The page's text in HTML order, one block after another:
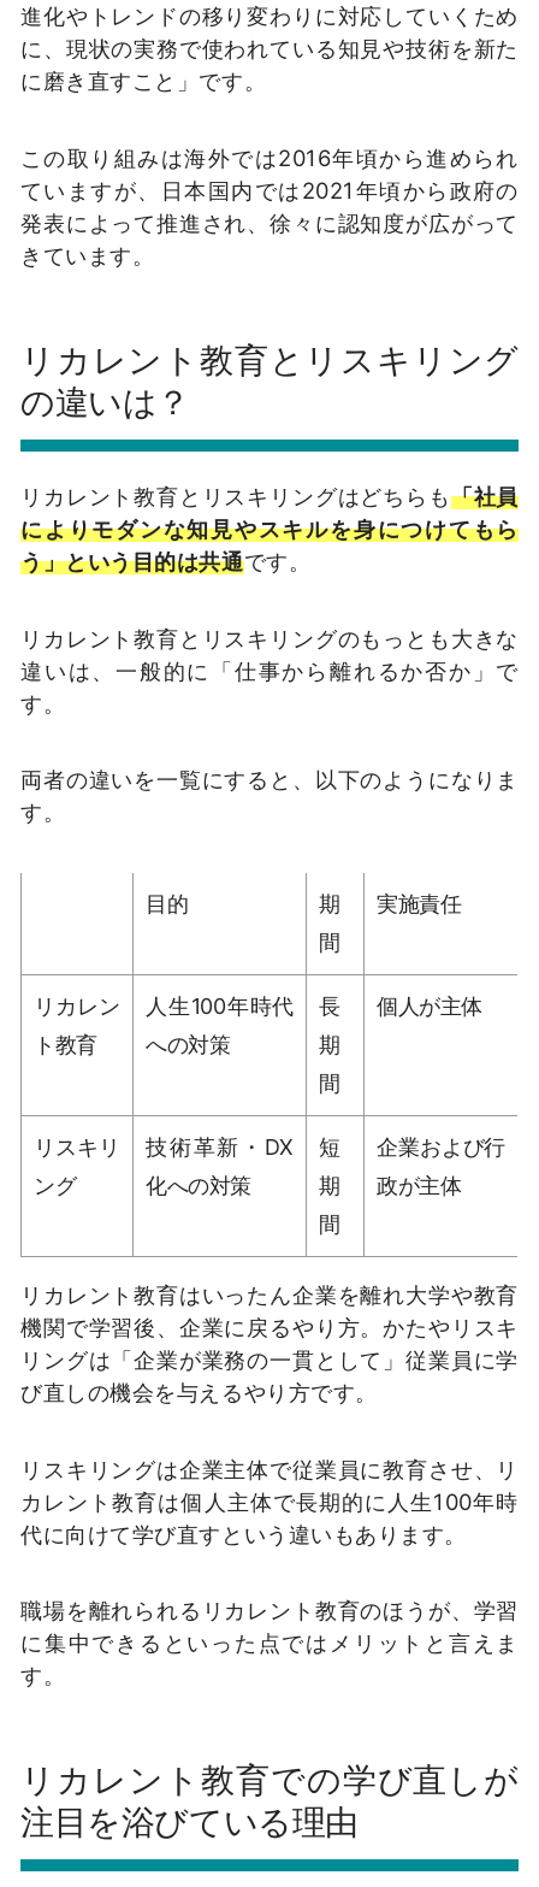
進化やトレンドの移り変わりに対応していくため
に、現状の実務で使われている知見や技術を新た
に磨き直すこと」です。
この取り組みは海外では2016年頃から進められ
ていますが、日本国内では2021年頃から政府の
発表によって推進され、徐々に認知度が広がって
きています。
リカレント教育とリスキリング
の違いは？
リカレント教育とリスキリングはどちらも「社員
によりモダンな知見やスキルを身につけてもら
う」という目的は共通です。
リカレント教育とリスキリングのもっとも大きな
違いは、一般的に「仕事から離れるか否か」で
す。
両者の違いを一覧にすると、以下のようになりま
す。
目的
期
間
実施責任
リカレン
ト教育
人生100年時代
への対策
長
期
間
個人が主体
リスキリ
ング
技術革新・DX
化への対策
短
期
間
企業および行
政が主体
リカレント教育はいったん企業を離れ大学や教育
機関で学習後、企業に戻るやり方。かたやリスキ
リングは「企業が業務の一貫として」従業員に学
び直しの機会を与えるやり方です。
リスキリングは企業主体で従業員に教育させ、リ
カレント教育は個人主体で長期的に人生100年時
代に向けて学び直すという違いもあります。
職場を離れられるリカレント教育のほうが、学習
に集中できるといった点ではメリットと言えま
す。
リカレント教育での学び直しが
注目を浴びている理由